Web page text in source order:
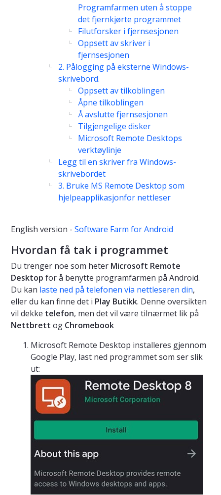
Programfarmen uten å stoppe
det fjernkjørte programmet
Filutforsker i fjernsesjonen
Oppsett av skriver i
fjernsesjonen
2. Pålogging på eksterne Windows-
skrivebord.
Oppsett av tilkoblingen
Åpne tilkoblingen
Å avslutte fjernsesjonen
Tilgjengelige disker
Microsoft Remote Desktops
verktøylinje
Legg til en skriver fra Windows-
skrivebordet
3. Bruke MS Remote Desktop som
hjelpeapplikasjonfor nettleser
English version - Software Farm for Android
Hvordan få tak i programmet
Du trenger noe som heter Microsoft Remote
Desktop for å benytte programfarmen på Android.
Du kan laste ned på telefonen via nettleseren din,
eller du kan finne det i Play Butikk. Denne oversikten
vil dekke telefon, men det vil være tilnærmet lik på
Nettbrett og Chromebook
Microsoft Remote Desktop installeres gjennom
Google Play, last ned programmet som ser slik
ut: